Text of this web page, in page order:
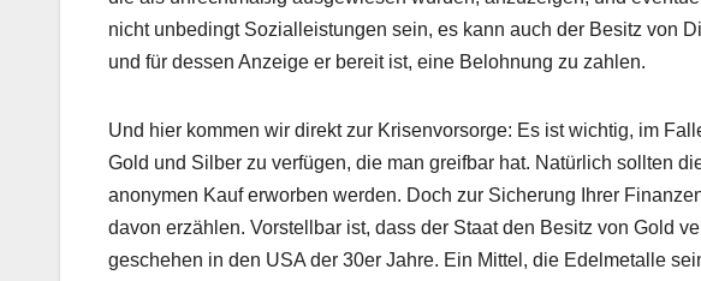
nicht unbedingt Sozialleistungen sein, es kann auch der Besitz von
und für dessen Anzeige er bereit ist, eine Belohnung zu zahlen.
Und hier kommen wir direkt zur Krisenvorsorge: Es ist wichtig, im
Gold und Silber zu verfügen, die man greifbar hat. Natürlich sollten
anonymen Kauf erworben werden. Doch zur Sicherung Ihrer
davon erzählen. Vorstellbar ist, dass der Staat den Besitz von Gold
geschehen in den USA der 30er Jahre. Ein Mittel, die Edelmetalle